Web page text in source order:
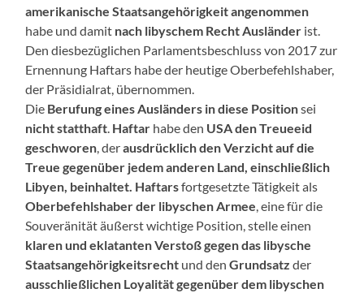
amerikanische Staatsangehörigkeit angenommen
habe und damit nach libyschem Recht Ausländer ist.
Den diesbezüglichen Parlamentsbeschluss von 2017 zur
Ernennung Haftars habe der heutige Oberbefehlshaber,
der Präsidialrat, übernommen.
Die Berufung eines Ausländers in diese Positionsei
nicht statthaft Haftar habe den USA den Treueeid
geschworen , derausdrücklich den Verzicht auf die
Treue gegenüber jedem anderen Land, einschließlich
Libyen, beinhaltet. Haftarsfortgesetzte Tätigkeit als
Oberbefehlshaber der libyschen Armee , eine für die
Souveränität äußerst wichtige Position, stelle einen
klaren und eklatanten Verstoßgegen das libysche
Staatsangehörigkeitsrecht und denGrundsatz der
ausschließlichen Loyalität gegenüber dem libyschen